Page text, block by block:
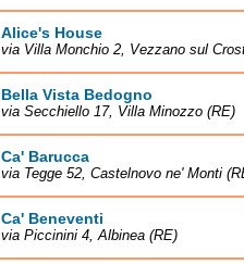
Alice's House
via Villa Monchio 2, Vezzano sul
Bella Vista Bedogno
via Secchiello 17, Villa Minozzo (RE)
Ca' Barucca
via Tegge 52, Castelnovo ne' Monti
Ca' Beneventi
via Piccinini 4, Albinea (RE)